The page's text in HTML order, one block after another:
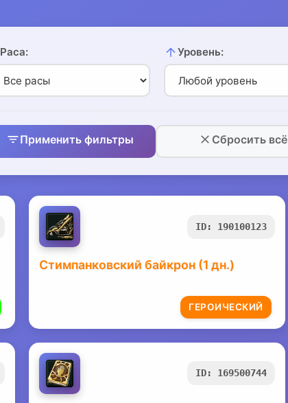
Раса: Уровень:
Применить фильтры Сбросить всё
ID: 190100123
Стимпанковский байкрон (1 дн.)
ГЕРОИЧЕСКИЙ
ID: 169500744